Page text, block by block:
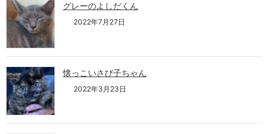
グレーのよしだくん
2022年7月27日
懐っこいさび子ちゃん
2022年3月23日